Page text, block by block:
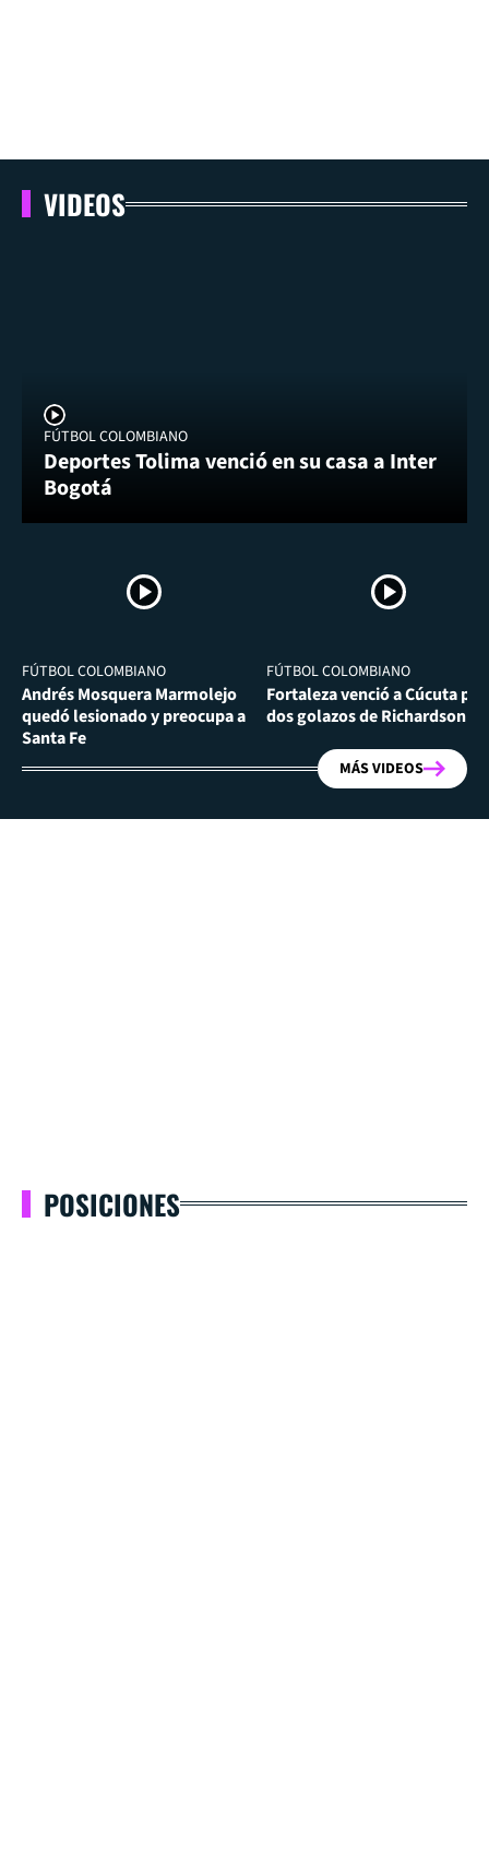
VIDEOS
FÚTBOL COLOMBIANO
Deportes Tolima venció en su casa a Inter
Bogotá
FÚTBOL COLOMBIANO
Andrés Mosquera Marmolejo
quedó lesionado y preocupa a
Santa Fe
FÚTBOL COLOMBIANO
Fortaleza venció a Cúcuta por
dos golazos de Richardson
MÁS VIDEOS
POSICIONES